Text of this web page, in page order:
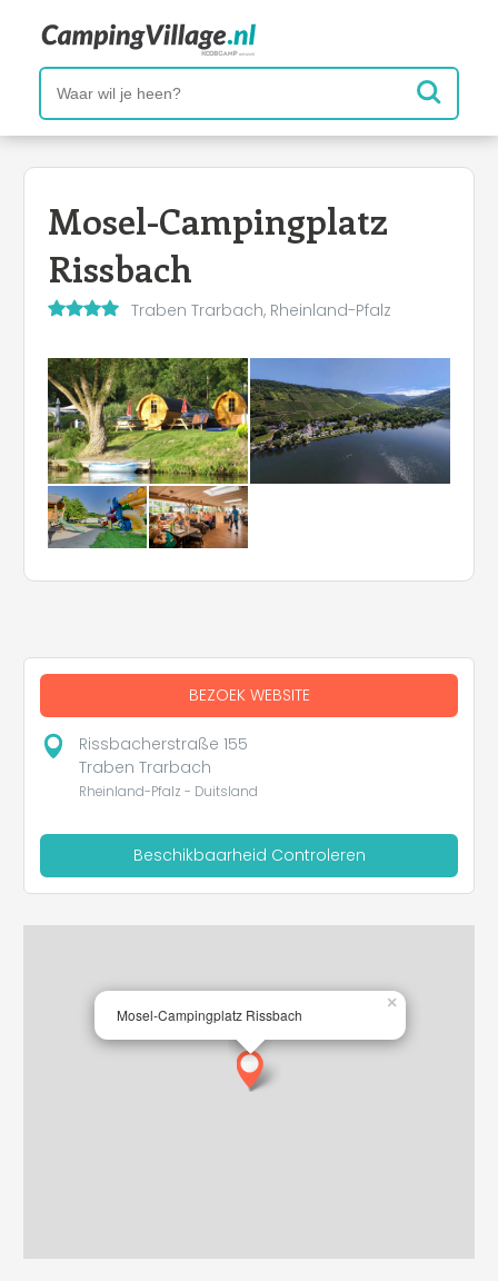
Mosel-Campingplatz
Rissbach
Traben Trarbach, Rheinland-Pfalz
BEZOEK WEBSITE
Rissbacherstraße 155
Traben Trarbach
Rheinland-Pfalz - Duitsland
Beschikbaarheid Controleren
Mosel-Campingplatz Rissbach
×